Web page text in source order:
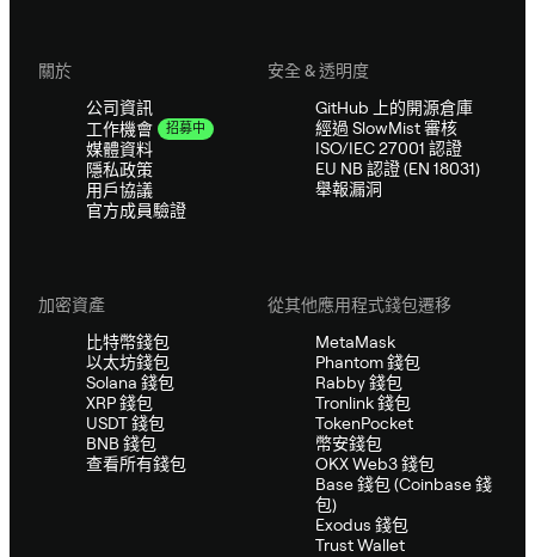
關於
公司資訊
工作機會
招募中
媒體資料
隱私政策
用戶協議
官方成員驗證
安全 & 透明度
GitHub 上的開源倉庫
經過 SlowMist 審核
ISO/IEC 27001 認證
EU NB 認證 (EN 18031)
舉報漏洞
加密資產
比特幣錢包
以太坊錢包
Solana 錢包
XRP 錢包
USDT 錢包
BNB 錢包
查看所有錢包
從其他應用程式錢包遷移
MetaMask
Phantom 錢包
Rabby 錢包
Tronlink 錢包
TokenPocket
幣安錢包
OKX Web3 錢包
Base 錢包 (Coinbase 錢
包)
Exodus 錢包
Trust Wallet